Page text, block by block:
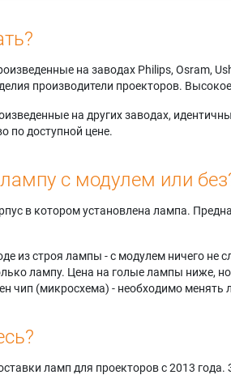
на заводах Philips, Osram,
производители проекторов.
на других заводах,
по доступной цене.
с модулем или
в котором установлена лампа.
из строя лампы - с модулем ничего не
лампу. Цена на голые лампы ниже,
чип (микросхема) - необходимо менять
ламп для проекторов с 2013